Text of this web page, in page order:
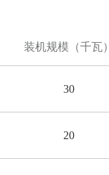
装机规模（千瓦）
30
20